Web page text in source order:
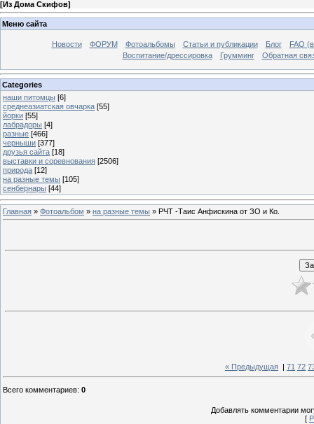
[Из Дома Скифов]
Меню сайта
Новости ФОРУМ Фотоальбомы Статьи и публикации Блог
FAQ
Воспитание/дрессировка
Грумминг Обратная
Categories
наши питомцы [6]
среднеазиатская овчарка [55]
йорки [55]
лабрадоры [4]
разные [466]
черныши [377]
друзья сайта [18]
выставки и соревнования [2506]
природа [12]
на разные темы [105]
сенбернары [44]
Главная » Фотоальбом » на разные темы » РЧТ -Таис Анфискина от ЗО и Ко.
« Предыдущая | 71 72
Всего комментариев: 0
Добавлять комментарии
[